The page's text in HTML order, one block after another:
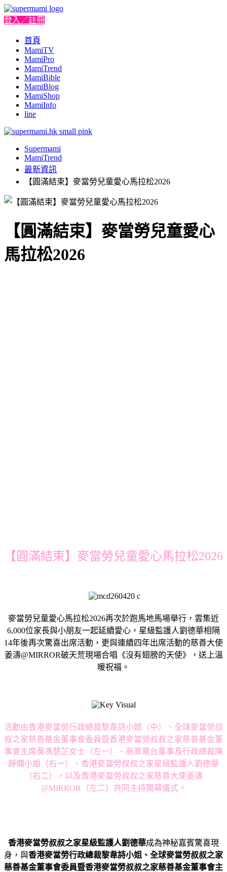
登入／註冊
首頁
MamiTV
MamiPro
MamiTrend
MamiBible
MamiBlog
MamiShop
MamiInfo
line
Supermami
MamiTrend
最新資訊
【圓滿結束】麥當勞兒童愛心馬拉松2026
【圓滿結束】麥當勞兒童愛心
馬拉松2026
【圓滿結束】麥當勞兒童愛心馬拉松2026
麥當勞兒童愛心馬拉松2026再次於跑馬地馬場舉行，雲集近
6,000位家長與小朋友一起延續愛心，星級監護人劉德華相隔
14年後再次驚喜出席活動，更與連續四年出席活動的慈善大使
姜濤@MIRROR破天荒現場合唱《沒有翅膀的天使》，送上溫
暖祝福。
活動由香港麥當勞行政總裁黎韋詩小姐（中）、 全球麥當勞叔
叔之家慈善基金董事會委員暨香港麥當勞叔叔之家慈善基金董
事會主席黃馮慧芷女士（左一）、 商業電台董事及行政總裁陳
靜嫻小姐（右一）、 香港麥當勞叔叔之家星級監護人劉德華
（右二）， 以及香港麥當勞叔叔之家慈善大使姜濤
@MIRROR （左二） 共同主持開幕儀式。
香港麥當勞叔叔之家星級監護人劉德華成為神秘嘉賓驚喜現
身，與香港麥當勞行政總裁黎韋詩小姐、全球麥當勞叔叔之家
慈善基金董事會委員暨香港麥當勞叔叔之家慈善基金董事會主